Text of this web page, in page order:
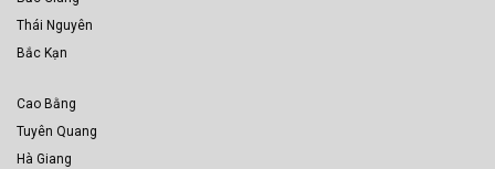
Thái Nguyên
Bắc Kạn
Cao Bằng
Tuyên Quang
Hà Giang